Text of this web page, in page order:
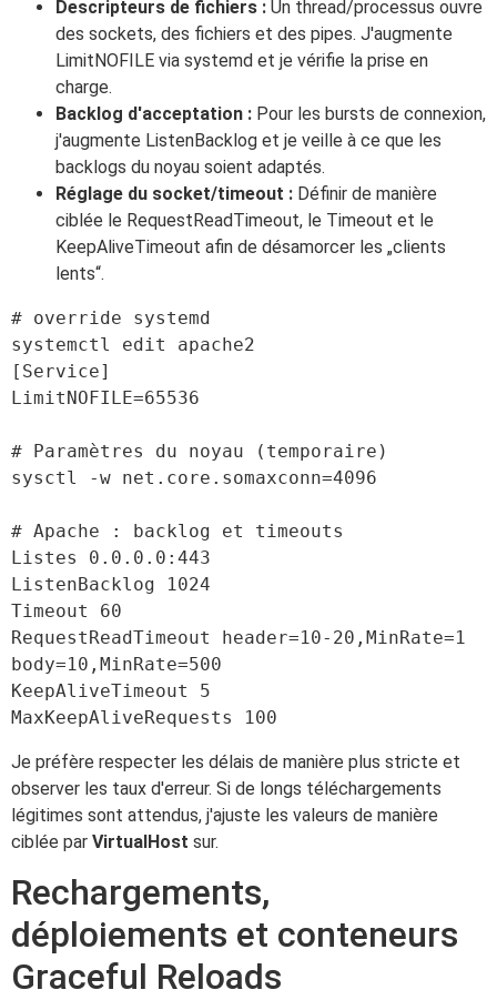
Descripteurs de fichiers : Un thread/processus ouvre
des sockets, des fichiers et des pipes. J'augmente
LimitNOFILE via systemd et je vérifie la prise en
charge.
Backlog d'acceptation : Pour les bursts de connexion,
j'augmente ListenBacklog et je veille à ce que les
backlogs du noyau soient adaptés.
Réglage du socket/timeout : Définir de manière
ciblée le RequestReadTimeout, le Timeout et le
KeepAliveTimeout afin de désamorcer les „clients
lents“.
# override systemd
systemctl edit apache2
[Service]
LimitNOFILE=65536
# Paramètres du noyau (temporaire)
sysctl -w net.core.somaxconn=4096
# Apache : backlog et timeouts
Listes 0.0.0.0:443
ListenBacklog 1024
Timeout 60
RequestReadTimeout header=10-20,MinRate=1
body=10,MinRate=500
KeepAliveTimeout 5
Je préfère respecter les délais de manière plus stricte et
observer les taux d'erreur. Si de longs téléchargements
légitimes sont attendus, j'ajuste les valeurs de manière
ciblée par VirtualHost sur.
Rechargements,
déploiements et conteneurs
Graceful Reloads